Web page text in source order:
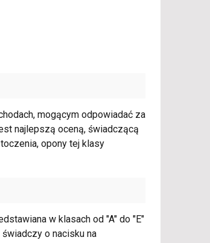
mogącym odpowiadać za
najlepszą oceną, świadczącą
opony tej klasy
w klasach od "A" do "E"
o nacisku na